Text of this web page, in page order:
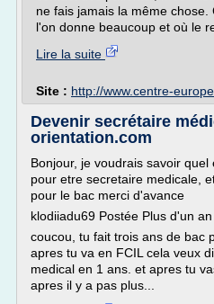
ne fais jamais la même
l'on donne beaucoup et où le
Lire la suite
Site : http://www.centre-
Devenir secrétaire
orientation.com
Bonjour, je voudrais savoir
pour etre secretaire medicale,
pour le bac merci d'avance
klodiiadu69 Postée Plus d'un
coucou, tu fait trois ans de bac
apres tu va en FCIL cela veux
medical en 1 ans. et apres tu
apres il y a pas plus...